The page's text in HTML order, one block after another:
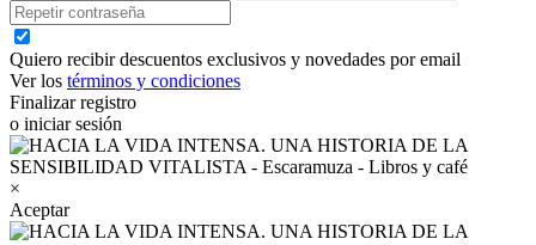
Quiero recibir descuentos exclusivos y novedades por email
Ver los términos y condiciones
Finalizar registro
o iniciar sesión
×
Aceptar